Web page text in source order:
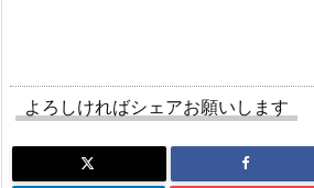
よろしければシェアお願いします